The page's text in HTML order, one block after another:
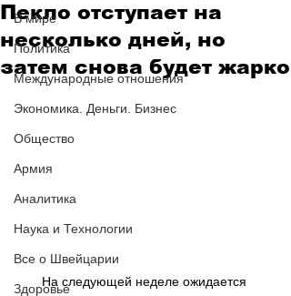
В мире
Политика
Международные отношения
Экономика. Деньги. Бизнес
Общество
Армия
Аналитика
Наука и Технологии
Все о Швейцарии
Здоровье
Пекло отступает на
несколько дней, но
затем снова будет жарко
На следующей неделе ожидается